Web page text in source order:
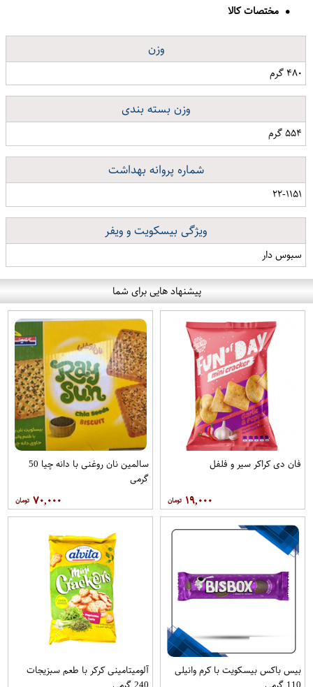
مختصات کالا
وزن
۴۸۰ گرم
وزن بسته بندی
۵۵۴ گرم
شماره پروانه بهداشت
۲۲-۱۱۵۱
ویژگی بیسکویت و ویفر
سبوس دار
پیشنهاد هایی برای شما
فان دی کراکر سیر و فلفل
۱۹,۰۰۰
سالمین نان روغنی با دانه چیا 50
گرمی
۷۰,۰۰۰
بیس باکس بیسکویت با کرم وانیلی
آلومیتامینی کرکر با طعم سبزیجات